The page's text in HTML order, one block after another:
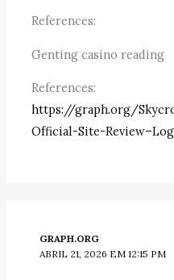
References:
Genting casino reading
References:
https://graph.org/
Official-Site-
GRAPH.ORG
ABRIL 21, 2026 EM 12:15 PM